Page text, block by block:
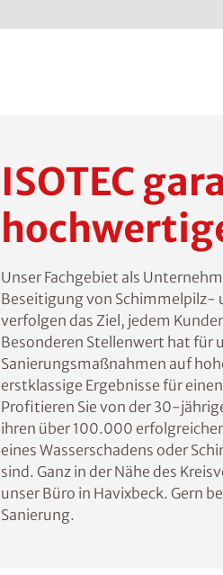
ISOTEC
Unser Fachgebiet als
Beseitigung von Schimmelpilz-
verfolgen das Ziel, jedem
Besonderen Stellenwert hat für
Sanierungsmaßnahmen auf
erstklassige Ergebnisse für
Profitieren Sie von der 30-
ihren über 100.000 erfolgreichen
eines Wasserschadens oder
sind. Ganz in der Nähe des
unser Büro in Havixbeck. Gern
Sanierung.